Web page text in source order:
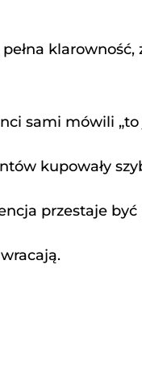
klarowność,
sami mówili
kupowały
przestaje